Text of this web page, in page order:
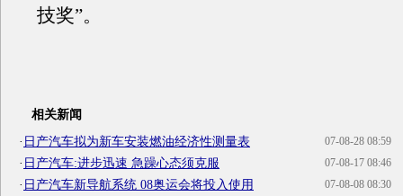
技奖”。
相关新闻
07-08-28 08:59
· 日产汽车拟为新车安装燃油经济性测量表
07-08-17 08:46
· 日产汽车:进步迅速 急躁心态须克服
07-08-08 08:30
· 日产汽车新导航系统 08奥运会将投入使用